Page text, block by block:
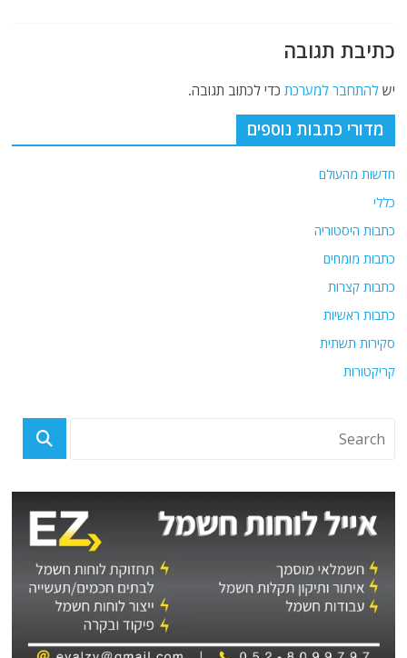
כתיבת תגובה
ישלהתחבר למערכת כדי לכתוב תגובה.
מדורי כתבות נוספים
חדשות מהעולם
כללי
כתבות היסטוריה
כתבות מומחים
כתבות קצרות
כתבות ראשיות
סקירות תשתית
קריקטורות